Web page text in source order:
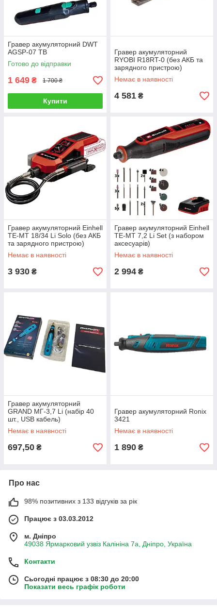
Гравер акумуляторний DWT
AGSP-07 TB
Готово до відправки
1 649 ₴ 1 700 ₴
Купити
Гравер акумуляторний
RYOBI R18RT-0 (без АКБ та
зарядного пристрою)
Немає в наявності
4 581 ₴
Гравер акумуляторний Einhell
TE-MT 18/34 Li Solo (без АКБ
та зарядного пристрою)
Немає в наявності
3 930 ₴
Гравер акумуляторний Einhell
TE-MT 7,2 Li Set (з набором
аксесуарів)
Немає в наявності
2 994 ₴
Гравер акумуляторний
GRAND МГ-3,7 Li (набір 40
шт., USB кабель)
Немає в наявності
697,50 ₴
Гравер акумуляторний Ronix
3421
Немає в наявності
1 890 ₴
Про нас
98% позитивних з 133 відгуків за рік
Працює з 03.03.2012
м. Дніпро
49038 Ярмарковий узвіз Калініна 7а, Дніпро, Україна
Контакти
Сьогодні працює з 08:30 до 20:00
Показати весь графік роботи